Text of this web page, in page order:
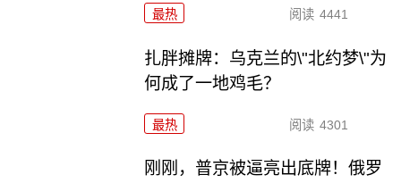
最热 阅读 4441
扎胖摊牌：乌克兰的\"北约梦\"为
何成了一地鸡毛？
最热 阅读 4301
刚刚，普京被逼亮出底牌！俄罗